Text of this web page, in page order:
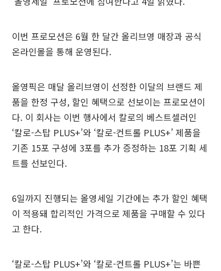
이번 프로모션은 6월 한 달간 올리브영 매장과 공식
온라인몰을 통해 운영된다.
올영픽은 매달 올리브영이 선정한 이달의 브랜드 제
품을 한정 구성, 할인 혜택으로 선보이는 프로모션이
다. 이 회사는 이번 행사에서 칼로의 베스트셀러인
‘칼로-스탑 PLUS+’와 ‘칼로-컨트롤 PLUS+’ 제품을
기존 15포 구성에 3포를 추가 증정하는 18포 기획 세
트를 선보인다.
6일까지 진행되는 올영세일 기간에는 추가 할인 혜택
이 적용돼 합리적인 가격으로 제품을 구매할 수 있다
고 한다.
‘칼로-스탑 PLUS+’와 ‘칼로-컨트롤 PLUS+’는 바쁜